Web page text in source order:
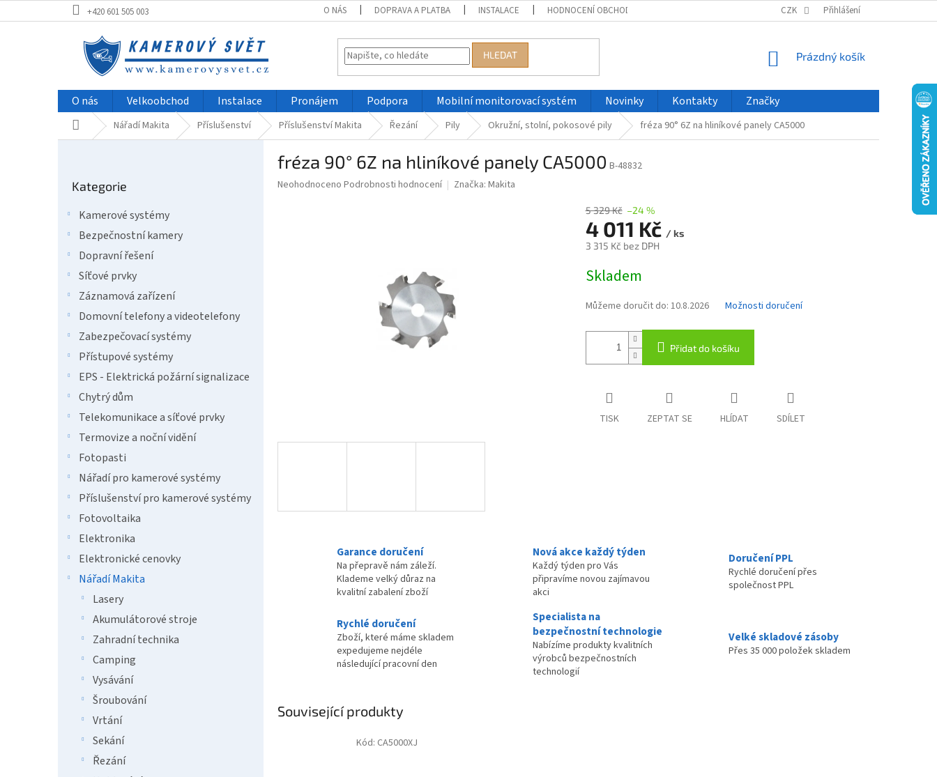
na
+420 601 505 003 O NÁS DOPRAVA A PLATBA INSTALACE HODNOCENÍ OBCHODU VELKOOBCHOD ČASTO KLADENÉ DOTAZY
CZK Přihlášení
HLEDAT
NÁKUPNÍ
Prázdný košík
O nás Velkoobchod Instalace Pronájem Podpora Mobilní monitorovací systém Novinky Kontakty Značky
Domů Nářadí Makita Příslušenství Příslušenství Makita Řezání Pily Okružní, stolní, pokosové pily fréza 90° 6Z na hliníkové panely CA5000
kategorie
Kategorie
Kamerové systémy
Bezpečnostní kamery
Dopravní řešení
Síťové prvky
Záznamová zařízení
Domovní telefony a videotelefony
Zabezpečovací systémy
Přístupové systémy
EPS - Elektrická požární signalizace
Chytrý dům
Telekomunikace a síťové prvky
Termovize a noční vidění
Fotopasti
Nářadí pro kamerové systémy
Příslušenství pro kamerové systémy
Fotovoltaika
Elektronika
Elektronické cenovky
Nářadí Makita
Lasery
Akumulátorové stroje
Zahradní technika
Camping
Vysávání
Šroubování
Vrtání
Sekání
Řezání
fréza 90° 6Z na hliníkové panely CA5000 B-48832
Průměrné
Neohodnoceno Podrobnosti hodnocení Značka: Makita
5 329 Kč –24 %
4 011 Kč / ks
3 315 Kč bez DPH
cena:
Skladem
Můžeme doručit do: 10.8.2026 Možnosti doručení
Přidat do košíku
TISK ZEPTAT SE HLÍDAT SDÍLET
Garance doručení
Na přepravě nám záleží.
Klademe velký důraz na
kvalitní zabalení zboží
Nová akce každý týden
Každý týden pro Vás
připravíme novou zajímavou
akci
Doručení PPL
Rychlé doručení přes
společnost PPL
Rychlé doručení
Zboží, které máme skladem
expedujeme nejdéle
následující pracovní den
Specialista na
bezpečnostní technologie
Nabízíme produkty kvalitních
výrobců bezpečnostních
technologií
Velké skladové zásoby
Přes 35 000 položek skladem
Související produkty
Kód: CA5000XJ